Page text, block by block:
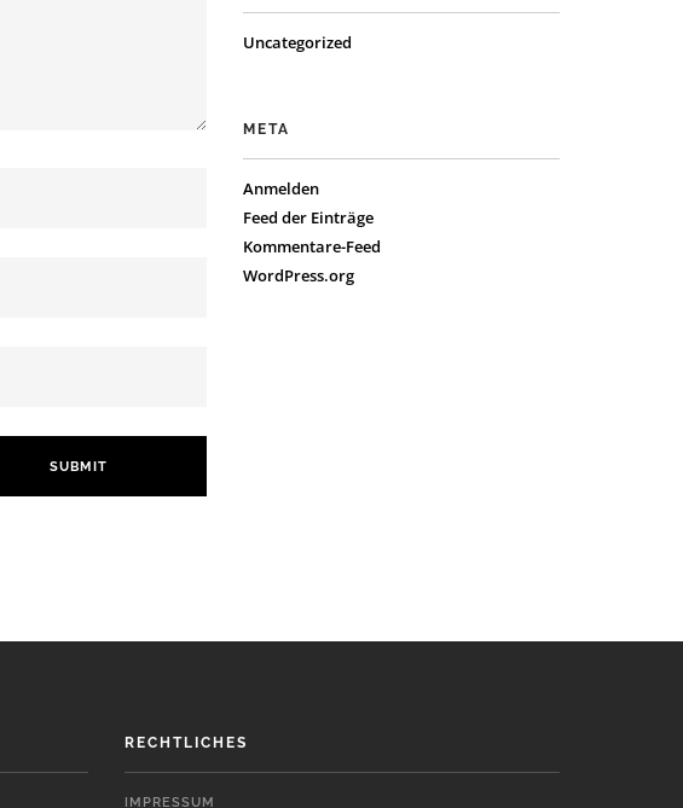
Uncategorized
META
Anmelden
Feed der Einträge
Kommentare-Feed
WordPress.org
RECHTLICHES
IMPRESSUM